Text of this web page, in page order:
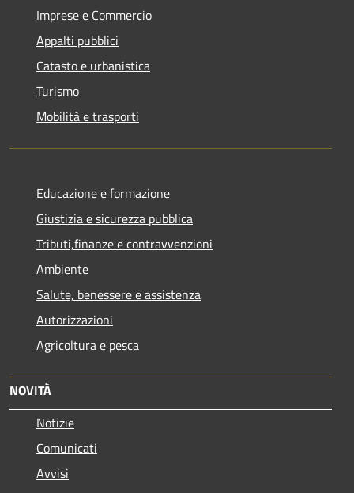
Imprese e Commercio
Appalti pubblici
Catasto e urbanistica
Turismo
Mobilità e trasporti
Educazione e formazione
Giustizia e sicurezza pubblica
Tributi,finanze e contravvenzioni
Ambiente
Salute, benessere e assistenza
Autorizzazioni
Agricoltura e pesca
NOVITÀ
Notizie
Comunicati
Avvisi